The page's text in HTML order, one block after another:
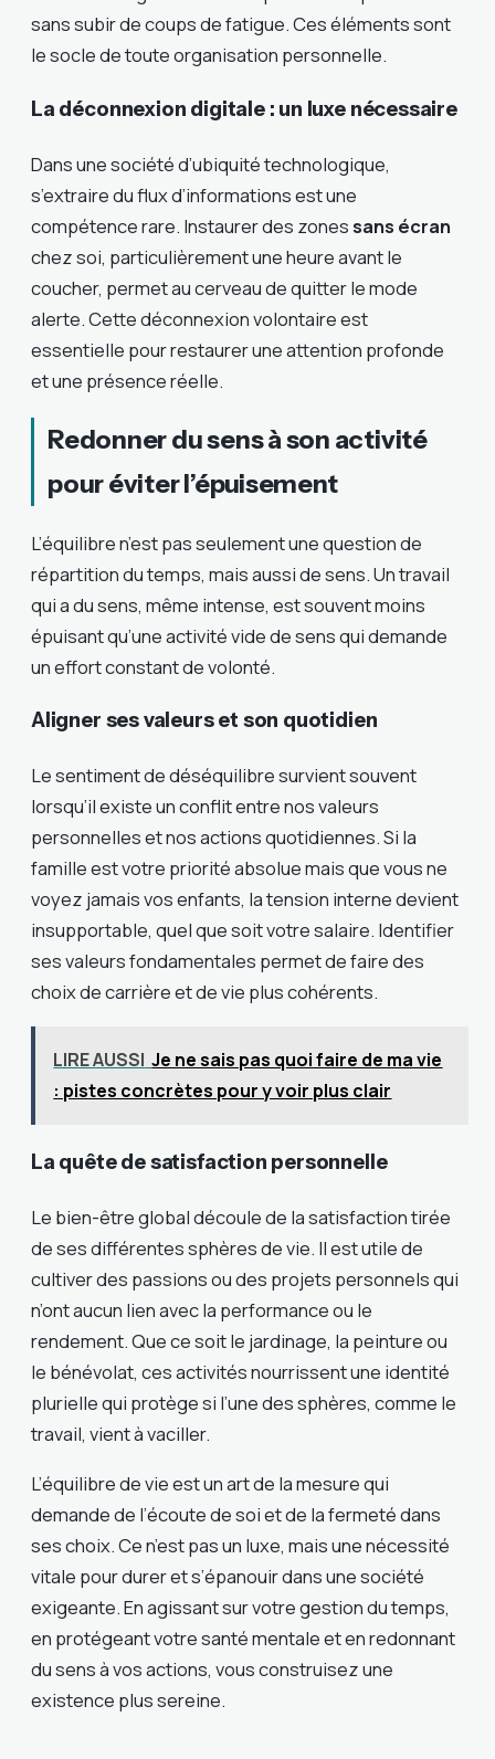
sans subir de coups de fatigue. Ces éléments sont
le socle de toute organisation personnelle.
La déconnexion digitale : un luxe nécessaire
Dans une société d’ubiquité technologique,
s’extraire du flux d’informations est une
compétence rare. Instaurer des zonessans écran
chez soi, particulièrement une heure avant le
coucher, permet au cerveau de quitter le mode
alerte. Cette déconnexion volontaire est
essentielle pour restaurer une attention profonde
et une présence réelle.
Redonner du sens à son activité
pour éviter l’épuisement
L’équilibre n’est pas seulement une question de
répartition du temps, mais aussi de sens. Un travail
qui a du sens, même intense, est souvent moins
épuisant qu’une activité vide de sens qui demande
un effort constant de volonté.
Aligner ses valeurs et son quotidien
Le sentiment de déséquilibre survient souvent
lorsqu’il existe un conflit entre nos valeurs
personnelles et nos actions quotidiennes. Si la
famille est votre priorité absolue mais que vous ne
voyez jamais vos enfants, la tension interne devient
insupportable, quel que soit votre salaire. Identifier
ses valeurs fondamentales permet de faire des
choix de carrière et de vie plus cohérents.
LIRE AUSSI Je ne sais pas quoi faire de ma vie
: pistes concrètes pour y voir plus clair
La quête de satisfaction personnelle
Le bien-être global découle de la satisfaction tirée
de ses différentes sphères de vie. Il est utile de
cultiver des passions ou des projets personnels qui
n’ont aucun lien avec la performance ou le
rendement. Que ce soit le jardinage, la peinture ou
le bénévolat, ces activités nourrissent une identité
plurielle qui protège si l’une des sphères, comme le
travail, vient à vaciller.
L’équilibre de vie est un art de la mesure qui
demande de l’écoute de soi et de la fermeté dans
ses choix. Ce n’est pas un luxe, mais une nécessité
vitale pour durer et s’épanouir dans une société
exigeante. En agissant sur votre gestion du temps,
en protégeant votre santé mentale et en redonnant
du sens à vos actions, vous construisez une
existence plus sereine.